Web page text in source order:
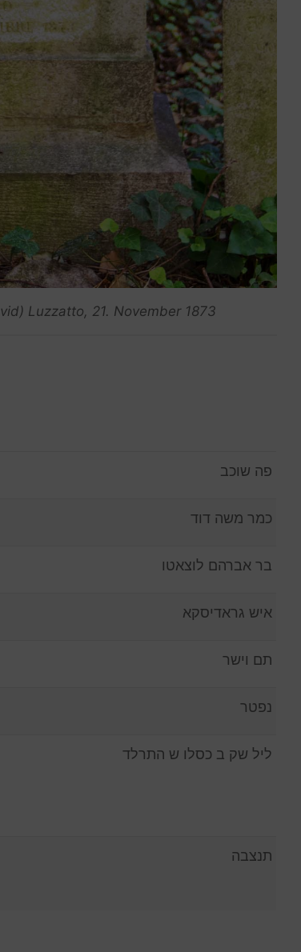
Luzzatto, 21. November 1873
פה שוכב
כמר משה דוד
בר אברהם לוצאטו
איש גראדיסקא
תם וישר
נפטר
ליל שק ב כסלו ש התרלד
תנצבה